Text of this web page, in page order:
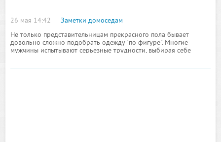
26 мая 14:42
Заметки домоседам
Не только представительницам прекрасного пола бывает
довольно сложно подобрать одежду "по фигуре". Многие
мужчины испытывают серьезные трудности, выбирая себе